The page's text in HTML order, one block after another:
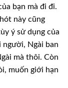
bạn mà đi đi.
này cũng
ý sử dụng của
người, Ngài ban
mà thôi. Còn
muốn giới hạn